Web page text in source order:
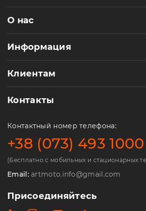
О нас
Информация
Клиентам
Контакты
Контактный номер телефона:
+38 (073) 493 1000
(Бесплатно с мобильных и стационарных
Email:artmoto.info@gmail.com
Присоединяйтесь